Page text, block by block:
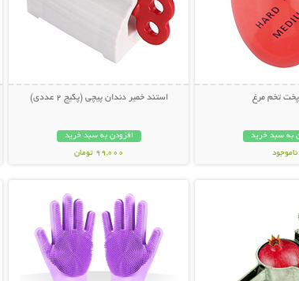
پخت تخم مرغ
به سبد خرید
ناموجود
استند خمیر دندان پیچی (پکیج 2 عددی)
افزودن به سبد خرید
99,000 تومان